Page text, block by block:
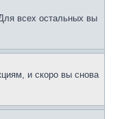
всех остальных вы
и скоро вы снова